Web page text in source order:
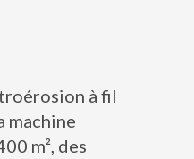
à fil
machine
m², des